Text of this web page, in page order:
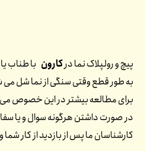
پیچ و رولپلاک نما درکارون با طناب
به طور قطع وقتی سنگی از نما شل می
برای مطالعه بیشتر در این خصوص می
در صورت داشتن هرگونه سوال و یا
کارشناسان ما پس از بازدید از کار